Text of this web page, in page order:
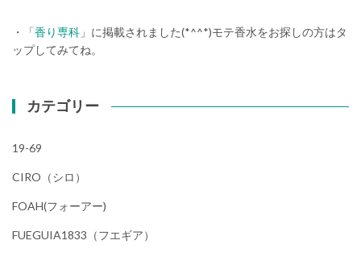
・「香り専科 」に掲載されました(*^^*)モテ香水をお探しの方はタ
ップしてみてね。
カテゴリー
19-69
CIRO（シロ）
FOAH(フォーアー)
FUEGUIA1833（フエギア）